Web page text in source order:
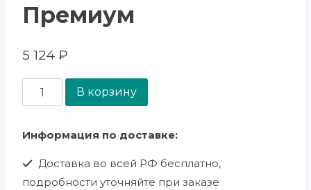
Премиум
5 124 ₽
В корзину
Информация по доставке:
Доставка во всей РФ бесплатно,
подробности уточняйте при заказе